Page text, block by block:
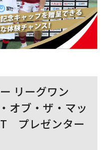
リーグワン
オブ・ザ・マッ
プレゼンター